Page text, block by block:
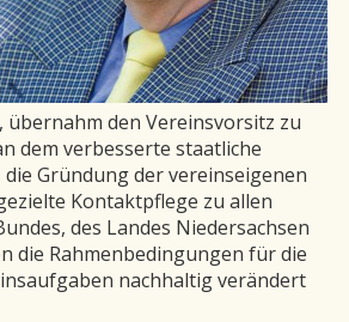
den Vereinsvorsitz zu
dem verbesserte staatliche
Gründung der vereinseigenen
Kontaktpflege zu allen
des Landes Niedersachsen
die Rahmenbedingungen für die
nachhaltig verändert